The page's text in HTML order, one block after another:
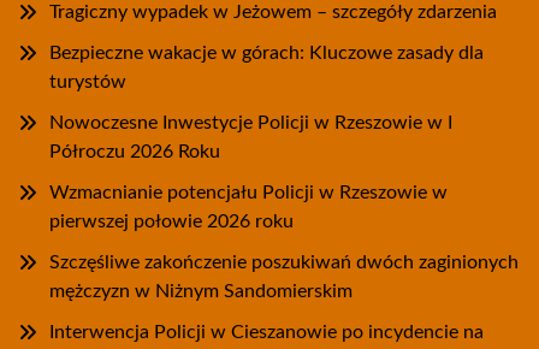
Tragiczny wypadek w Jeżowem – szczegóły zdarzenia
Bezpieczne wakacje w górach: Kluczowe zasady dla
turystów
Nowoczesne Inwestycje Policji w Rzeszowie w I
Półroczu 2026 Roku
Wzmacnianie potencjału Policji w Rzeszowie w
pierwszej połowie 2026 roku
Szczęśliwe zakończenie poszukiwań dwóch zaginionych
mężczyzn w Niżnym Sandomierskim
Interwencja Policji w Cieszanowie po incydencie na